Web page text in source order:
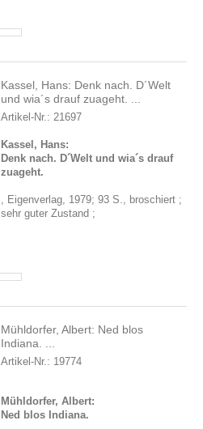
Kassel, Hans: Denk nach. D´Welt
und wia´s drauf zuageht. ...
Artikel-Nr.: 21697
Kassel, Hans:
Denk nach. D´Welt und wia´s drauf
zuageht.
, Eigenverlag, 1979; 93 S., broschiert ;
sehr guter Zustand ;
Mühldorfer, Albert: Ned blos
Indiana. ...
Artikel-Nr.: 19774
Mühldorfer, Albert:
Ned blos Indiana.